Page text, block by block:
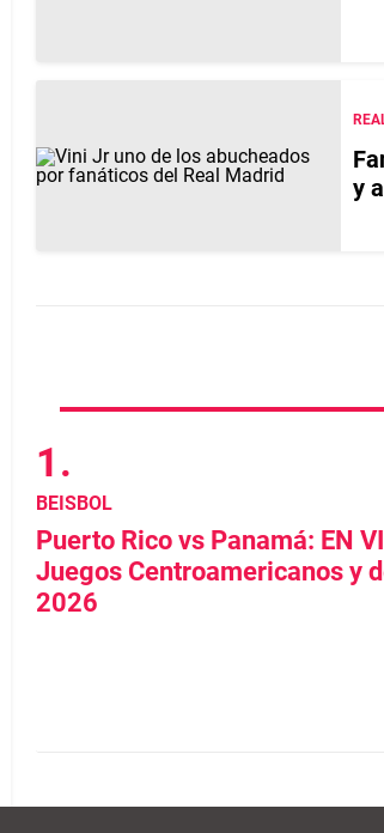
y
BEISBOL
Puerto Rico vs Panamá: EN
Juegos Centroamericanos y
2026